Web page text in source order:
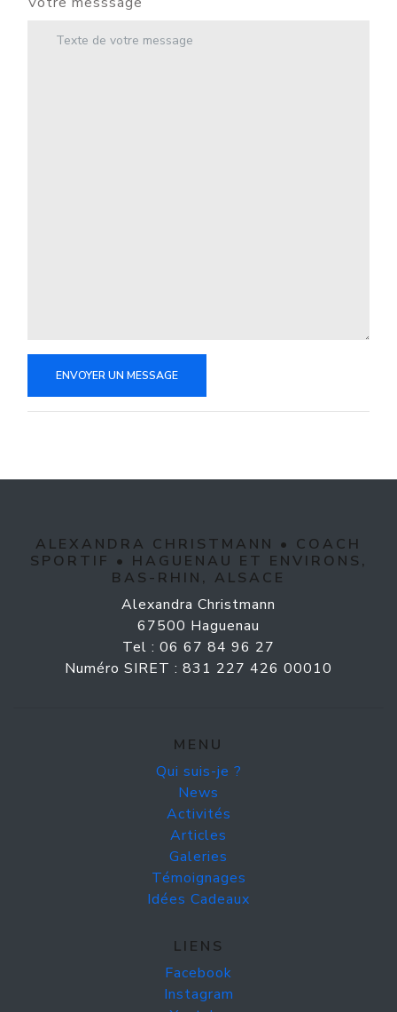
ENVOYER UN MESSAGE
ALEXANDRA CHRISTMANN • COACH
SPORTIF • HAGUENAU ET ENVIRONS,
BAS-RHIN, ALSACE
Alexandra Christmann
67500 Haguenau
Tel : 06 67 84 96 27
Numéro SIRET : 831 227 426 00010
MENU
Qui suis-je ?
News
Activités
Articles
Galeries
Témoignages
Idées Cadeaux
LIENS
Facebook
Instagram